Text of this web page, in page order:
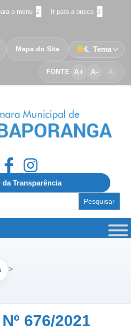
o menu 2 Ir para a busca 3
FONTE A+ A- A
Mapa do Site Tema
da Transparência
676/2021